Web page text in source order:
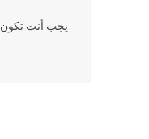
يجب أنت تكون